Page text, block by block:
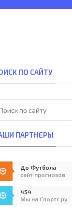
ПО САЙТУ
ПАРТНЕРЫ
До Футбола
сайт прогнозов
454
Мы на Спортс.ру